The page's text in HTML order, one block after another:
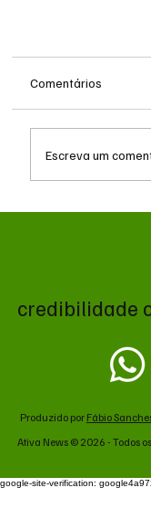
Comentários
Escreva um
credibilidade
Produzido por Fábio
Ativa News © 2026 - Todos
google-site-verification: